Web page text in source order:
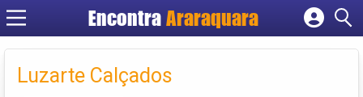
EncontraAraraquara
Cadastrar empresa
Criar conta
Luzarte Calçados